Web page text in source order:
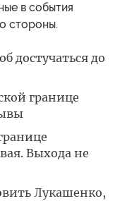
в события
стороны.
достучаться до
границе
Выхода не
Лукашенко,